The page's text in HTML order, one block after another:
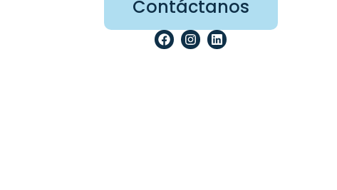
Contáctanos